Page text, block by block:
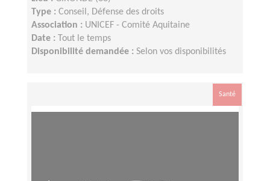
Type : Conseil, Défense des droits
Association : UNICEF - Comité Aquitaine
Date :
Tout le temps
Disponibilité demandée : Selon vos disponibilités
Santé